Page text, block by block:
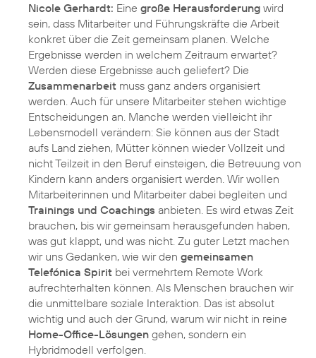
Nicole Gerhardt: Eine große Herausforderung wird
sein, dass Mitarbeiter und Führungskräfte die Arbeit
konkret über die Zeit gemeinsam planen. Welche
Ergebnisse werden in welchem Zeitraum erwartet?
Werden diese Ergebnisse auch geliefert? Die
Zusammenarbeit muss ganz anders organisiert
werden. Auch für unsere Mitarbeiter stehen wichtige
Entscheidungen an. Manche werden vielleicht ihr
Lebensmodell verändern: Sie können aus der Stadt
aufs Land ziehen, Mütter können wieder Vollzeit und
nicht Teilzeit in den Beruf einsteigen, die Betreuung von
Kindern kann anders organisiert werden. Wir wollen
Mitarbeiterinnen und Mitarbeiter dabei begleiten und
Trainings und Coachings anbieten. Es wird etwas Zeit
brauchen, bis wir gemeinsam herausgefunden haben,
was gut klappt, und was nicht. Zu guter Letzt machen
wir uns Gedanken, wie wir den gemeinsamen
Telefónica Spirit bei vermehrtem Remote Work
aufrechterhalten können. Als Menschen brauchen wir
die unmittelbare soziale Interaktion. Das ist absolut
wichtig und auch der Grund, warum wir nicht in reine
Home-Office-Lösungen gehen, sondern ein
Hybridmodell verfolgen.